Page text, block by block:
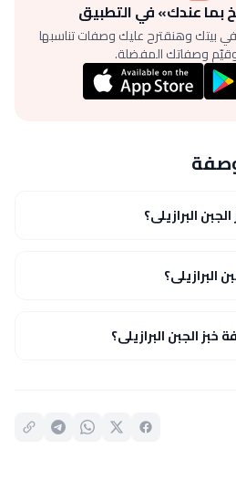
بما عندك» في التطبيق
بيتك وهنقترح عليك وصفات تناسبها
وصفاتك المفضلة.
البرازيلى؟
البرازيلى؟
الجبن البرازيلى؟